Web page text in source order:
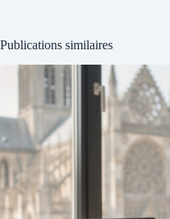
Publications similaires